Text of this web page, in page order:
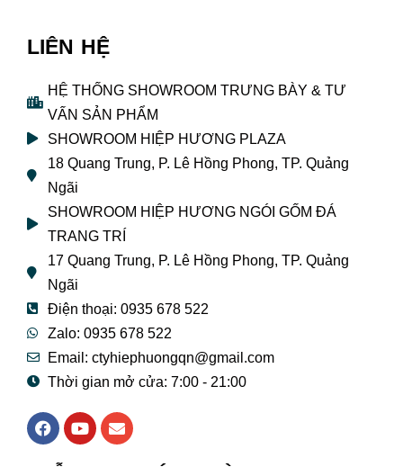
LIÊN HỆ
HỆ THỐNG SHOWROOM TRƯNG BÀY & TƯ
VẤN SẢN PHẨM
SHOWROOM HIỆP HƯƠNG PLAZA
18 Quang Trung, P. Lê Hồng Phong, TP. Quảng
Ngãi
SHOWROOM HIỆP HƯƠNG NGÓI GỐM ĐÁ
TRANG TRÍ
17 Quang Trung, P. Lê Hồng Phong, TP. Quảng
Ngãi
Điện thoại: 0935 678 522
Zalo: 0935 678 522
Email: ctyhiephuongqn@gmail.com
Thời gian mở cửa: 7:00 - 21:00
F
a
Y
o
E
n